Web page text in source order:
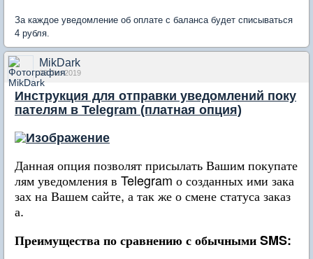
За каждое уведомление об оплате с баланса будет списываться
4 рубля.
MikDark
03 Oct 2019
Инструкция для отправки уведомлений поку
пателям в Telegram (платная опция)
Данная опция позволят присылать Вашим покупате
лям уведомления в Telegram о созданных ими зака
зах на Вашем сайте, а так же о смене статуса заказ
а.
Преимущества по сравнению с обычными SMS: